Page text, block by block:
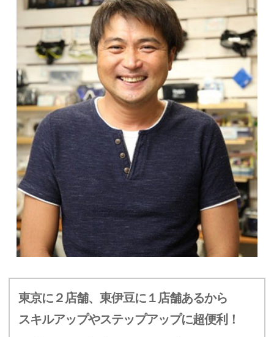
東京に２店舗、東伊豆に１店舗あるから
スキルアップやステップアップに超便利！